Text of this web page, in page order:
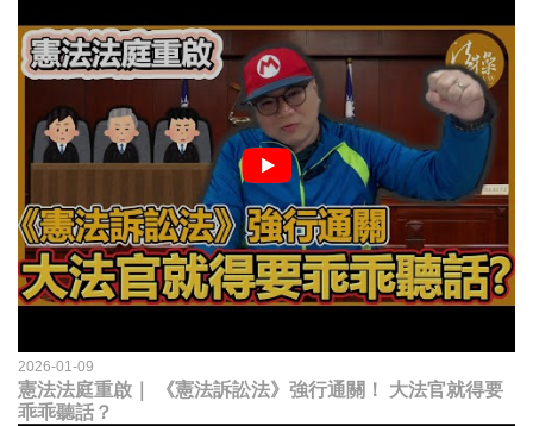
2026-01-09
憲法法庭重啟｜ 《憲法訴訟法》強行通關！ 大法官就得要
乖乖聽話？